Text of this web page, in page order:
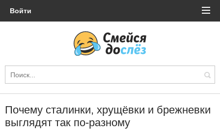
Войти
Почему сталинки, хрущёвки и брежневки
выглядят так по-разному